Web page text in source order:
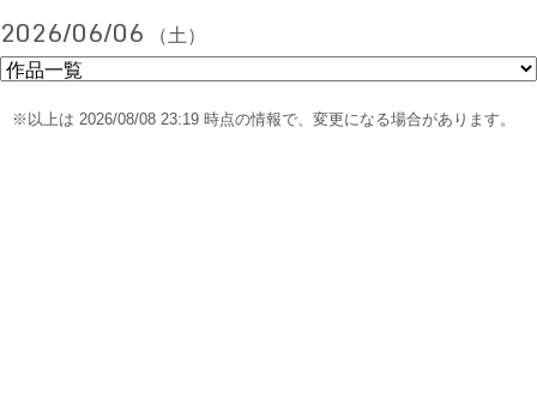
2026/06/06 （土）
※以上は 2026/08/08 23:19 時点の情報で、変更になる場合があります。